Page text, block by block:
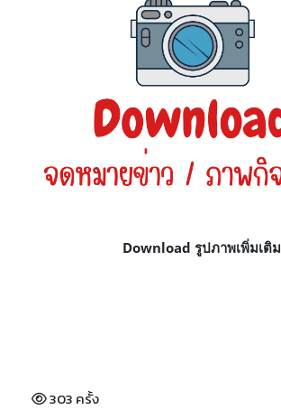
Download รูปภาพเพิ่มเติม
303 ครั้ง